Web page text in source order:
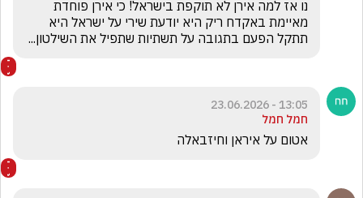
תתקל הפעם בתגובה על תשתיות שתפיל את השילטון...
13:05 - 23.06.2026
חמל חמל
אטום על איראן וחיזבאלה